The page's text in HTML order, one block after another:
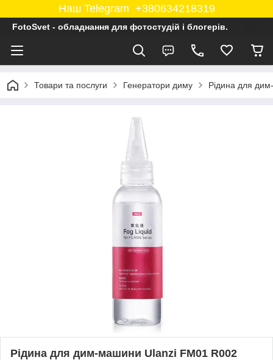
Наш Telegram +380634218319
FotoSvet - обладнання для фотостудій і блогерів.
Товари та послуги Генератори диму Рідина для
Рідина для дим-машини Ulanzi FM01 R002